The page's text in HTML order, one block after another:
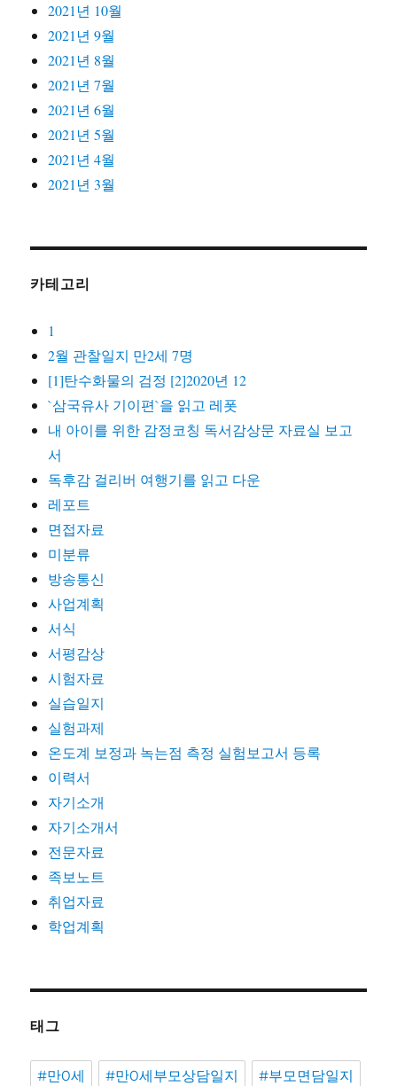
2021년 10월
2021년 9월
2021년 8월
2021년 7월
2021년 6월
2021년 5월
2021년 4월
2021년 3월
카테고리
1
2월 관찰일지 만2세 7명
[1]탄수화물의 검정 [2]2020년 12
`삼국유사 기이편`을 읽고 레폿
내 아이를 위한 감정코칭 독서감상문 자료실 보고
서
독후감 걸리버 여행기를 읽고 다운
레포트
면접자료
미분류
방송통신
사업계획
서식
서평감상
시험자료
실습일지
실험과제
온도계 보정과 녹는점 측정 실험보고서 등록
이력서
자기소개
자기소개서
전문자료
족보노트
취업자료
학업계획
태그
#만0세 #만0세부모상담일지 #부모면담일지